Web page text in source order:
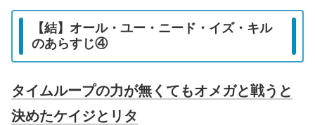
【結】オール・ユー・ニード・イズ・キル
のあらすじ④
タイムループの力が無くてもオメガと戦うと
決めたケイジとリタ